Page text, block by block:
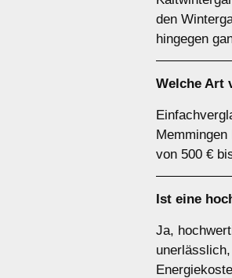
den
hingegen
Welche Art
von 500 €
Ist eine
Ja,